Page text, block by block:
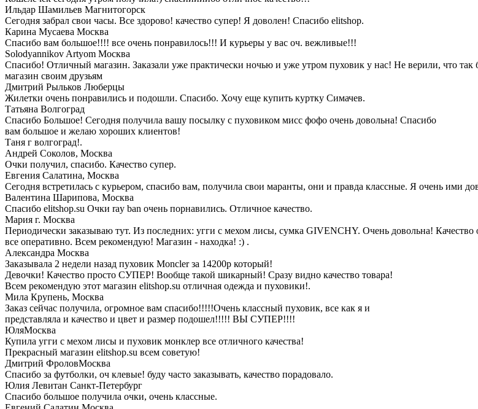
Ильдар Шамильев Магнитогорск
Сегодня забрал свои часы. Все здорово! качество супер! Я доволен! Спасибо elitshop.
Карина Мусаева Москва
Спасибо вам большое!!!! все очень понравилось!!! И курьеры у вас оч. вежливые!!!
Solodyannikov Artyom Москва
Спасибо! Отличный магазин. Заказали уже практически ночью и уже утром пуховик у нас! Не верили, что так
магазин своим друзьям
Дмитрий Рыльков Люберцы
Жилетки очень понравились и подошли. Спасибо. Хочу еще купить куртку Симачев.
Татьяна Волгоград
Спасибо Большое! Сегодня получила вашу посылку с пуховиком мисс фофо очень довольна! Спасибо
вам большое и желаю хороших клиентов!
Таня г волгоград!.
Андрей Соколов, Москва
Очки получил, спасибо. Качество супер.
Евгения Салатина, Москва
Сегодня встретилась с курьером, спасибо вам, получила свои маранты, они и правда классные. Я очень ими
Валентина Шарипова, Москва
Спасибо elitshop.su Очки ray ban очень порнавились. Отличное качество.
Мария г. Москва
Периодически заказываю тут. Из последних: угги с мехом лисы, сумка GIVENCHY. Очень довольна!
все оперативно. Всем рекомендую! Магазин - находка! :) .
Александра Москва
Заказывала 2 недели назад пуховик Moncler за 14200р который!
Девочки! Качество просто СУПЕР! Вообще такой шикарный! Сразу видно качество товара!
Всем рекомендую этот магазин elitshop.su отличная одежда и пуховики!.
Мила Крупень, Москва
Заказ сейчас получила, огромное вам спасибо!!!!!Очень классный пуховик, все как я и
представляла и качество и цвет и размер подошел!!!!! ВЫ СУПЕР!!!!
ЮляМосква
Купила угги с мехом лисы и пуховик монклер все отличного качества!
Прекрасный магазин elitshop.su всем советую!
Дмитрий ФроловМосква
Спасибо за футболки, оч клевые! буду часто заказывать, качество порадовало.
Юлия Левитан Санкт-Петербург
Спасибо большое получила очки, очень классные.